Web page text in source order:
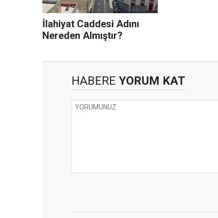
İlahiyat Caddesi Adını
Nereden Almıştır?
HABERE YORUM KAT